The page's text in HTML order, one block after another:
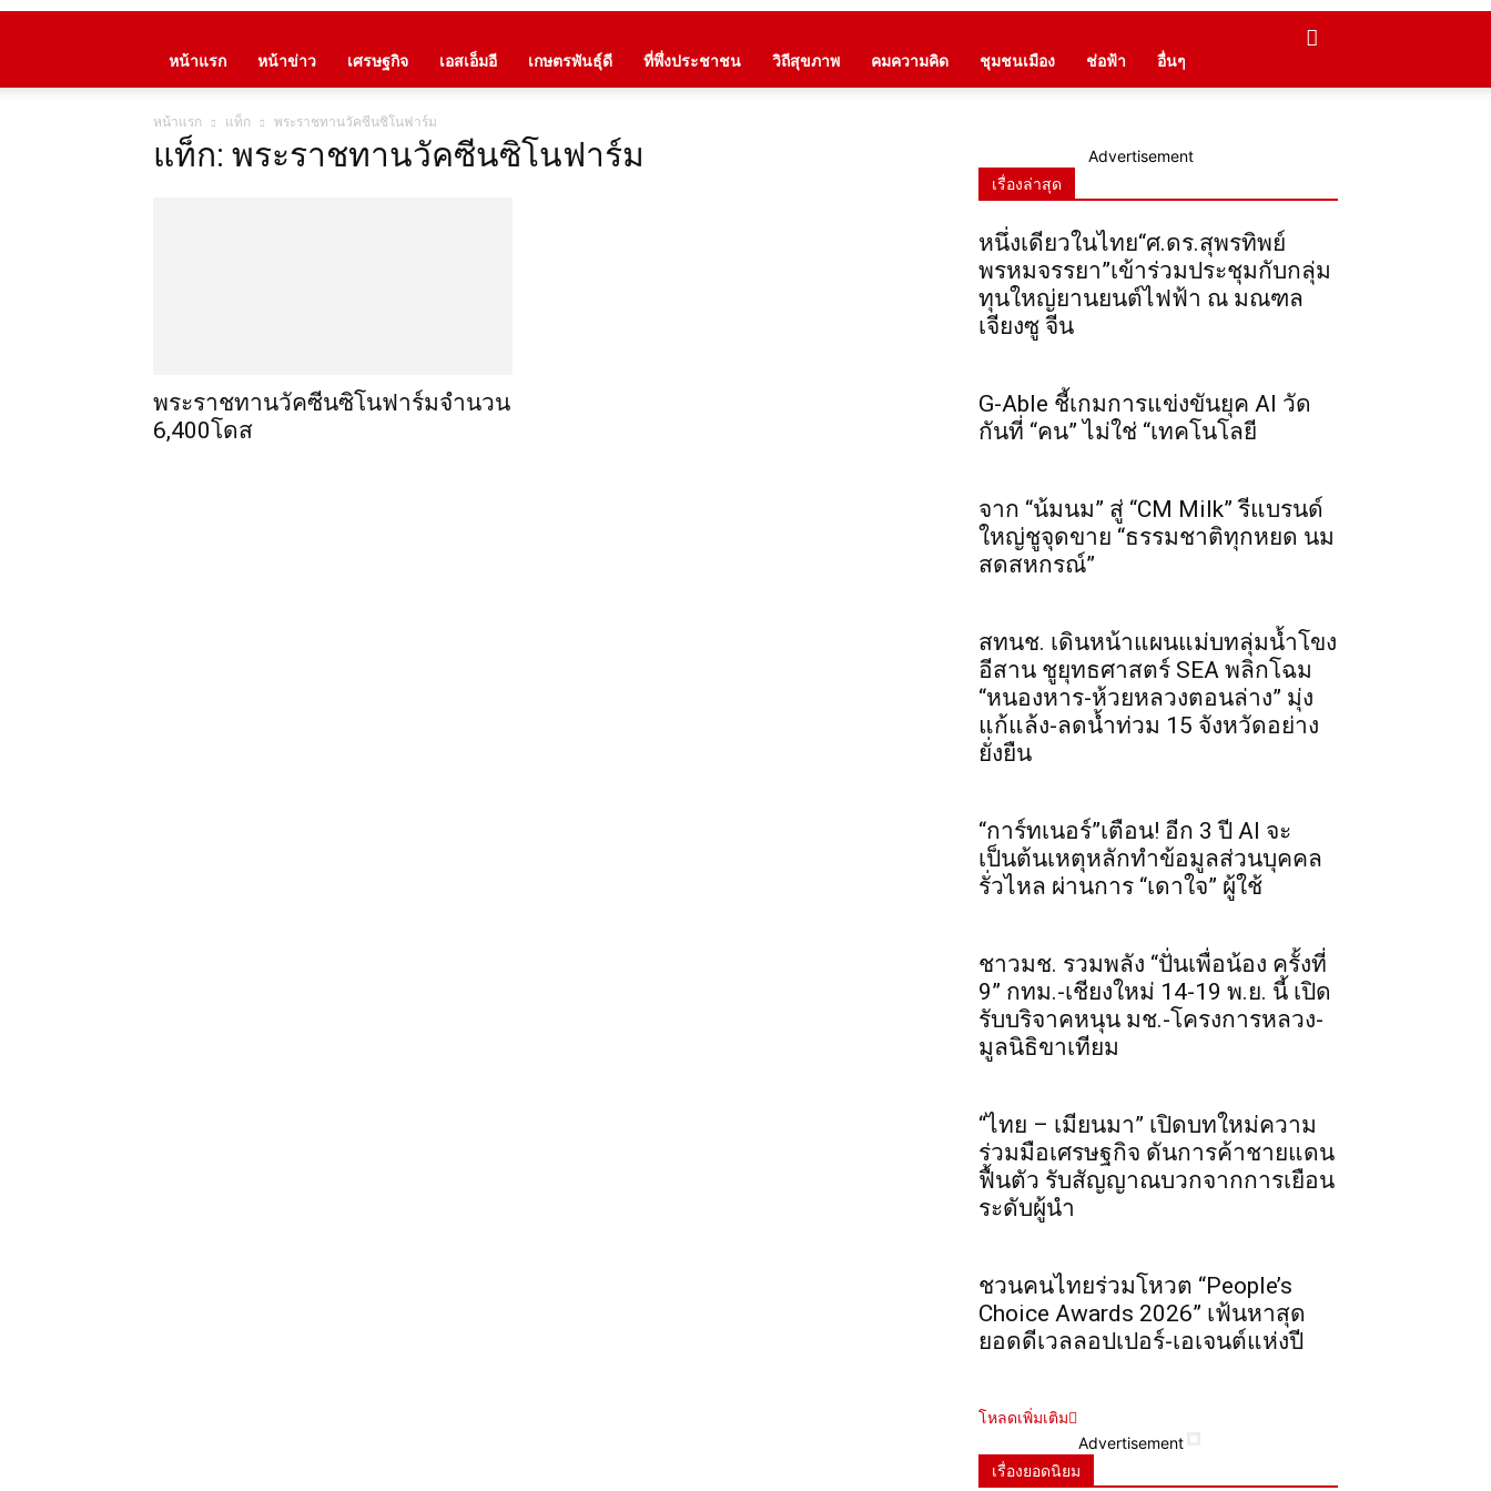
หน้าแรก หน้าข่าว เศรษฐกิจ เอสเอ็มอี เกษตรพันธุ์ดี ที่พึ่งประชาชน วิถีสุขภาพ คมความคิด ชุมชนเมือง ช่อฟ้า อื่นๆ
หน้าแรก แท็ก พระราชทานวัคซีนซิโนฟาร์ม
แท็ก: พระราชทานวัคซีนซิโนฟาร์ม
พระราชทานวัคซีนซิโนฟาร์มจำนวน
6,400โดส
Advertisement
เรื่องล่าสุด
หนึ่งเดียวในไทย“ศ.ดร.สุพรทิพย์
พรหมจรรยา”เข้าร่วมประชุมกับกลุ่ม
ทุนใหญ่ยานยนต์ไฟฟ้า ณ มณฑล
เจียงซู จีน
G-Able ชี้เกมการแข่งขันยุค AI วัด
กันที่ “คน” ไม่ใช่ “เทคโนโลยี
จาก “น้มนม” สู่ “CM Milk” รีแบรนด์
ใหญ่ชูจุดขาย “ธรรมชาติทุกหยด นม
สดสหกรณ์”
สทนช. เดินหน้าแผนแม่บทลุ่มน้ำโขง
อีสาน ชูยุทธศาสตร์ SEA พลิกโฉม
“หนองหาร-ห้วยหลวงตอนล่าง” มุ่ง
แก้แล้ง-ลดน้ำท่วม 15 จังหวัดอย่าง
ยั่งยืน
“การ์ทเนอร์”เตือน! อีก 3 ปี AI จะ
เป็นต้นเหตุหลักทำข้อมูลส่วนบุคคล
รั่วไหล ผ่านการ “เดาใจ” ผู้ใช้
ชาวมช. รวมพลัง “ปั่นเพื่อน้อง ครั้งที่
9” กทม.-เชียงใหม่ 14-19 พ.ย. นี้ เปิด
รับบริจาคหนุน มช.-โครงการหลวง-
มูลนิธิขาเทียม
“ไทย – เมียนมา” เปิดบทใหม่ความ
ร่วมมือเศรษฐกิจ ดันการค้าชายแดน
ฟื้นตัว รับสัญญาณบวกจากการเยือน
ระดับผู้นำ
ชวนคนไทยร่วมโหวต “People’s
Choice Awards 2026” เฟ้นหาสุด
ยอดดีเวลลอปเปอร์-เอเจนต์แห่งปี
โหลดเพิ่มเติม
Advertisement
เรื่องยอดนิยม